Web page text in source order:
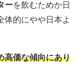
ーを飲むためか日
体的にやや日本よ
高価な傾向にあり